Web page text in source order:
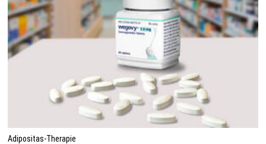
Adipositas-Therapie